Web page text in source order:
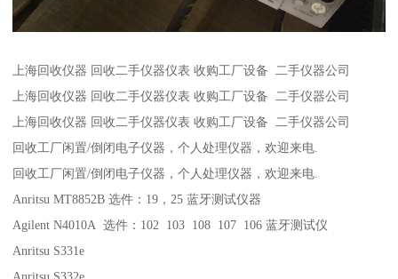
上海回收仪器 回收二手仪器仪表 收购工厂设备 二手仪器公司
上海回收仪器 回收二手仪器仪表 收购工厂设备 二手仪器公司
上海回收仪器 回收二手仪器仪表 收购工厂设备 二手仪器公司
回收工厂闲置/倒闭电子仪器，个人处理仪器，欢迎来电.
回收工厂闲置/倒闭电子仪器，个人处理仪器，欢迎来电.
Anritsu MT8852B 选件：19，25 蓝牙测试仪器
Agilent N4010A 选件：102 103 108 107 106 蓝牙测试仪
Anritsu S331e